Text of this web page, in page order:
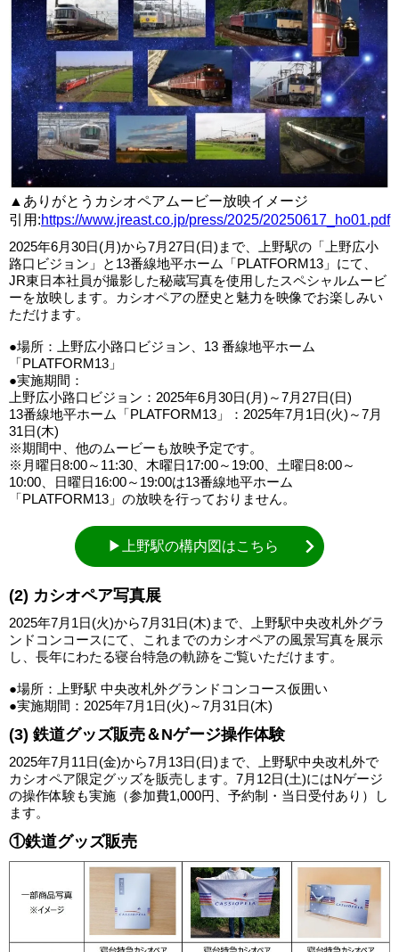
▲ありがとうカシオペアムービー放映イメージ
引用:https://www.jreast.co.jp/press/2025/20250617_ho01.pdf
2025年6月30日(月)から7月27日(日)まで、上野駅の「上野広小
路口ビジョン」と13番線地平ホーム「PLATFORM13」にて、
JR東日本社員が撮影した秘蔵写真を使用したスペシャルムービ
ーを放映します。カシオペアの歴史と魅力を映像でお楽しみい
ただけます。
●場所：上野広小路口ビジョン、13 番線地平ホーム
「PLATFORM13」
●実施期間：
上野広小路口ビジョン：2025年6月30日(月)～7月27日(日)
13番線地平ホーム「PLATFORM13」：2025年7月1日(火)～7月
31日(木)
※期間中、他のムービーも放映予定です。
※月曜日8:00～11:30、木曜日17:00～19:00、土曜日8:00～
10:00、日曜日16:00～19:00は13番線地平ホーム
「PLATFORM13」の放映を行っておりません。
▶上野駅の構内図はこちら
(2) カシオペア写真展
2025年7月1日(火)から7月31日(木)まで、上野駅中央改札外グラ
ンドコンコースにて、これまでのカシオペアの風景写真を展示
し、長年にわたる寝台特急の軌跡をご覧いただけます。
●場所：上野駅 中央改札外グランドコンコース仮囲い
●実施期間：2025年7月1日(火)～7月31日(木)
(3) 鉄道グッズ販売＆Nゲージ操作体験
2025年7月11日(金)から7月13日(日)まで、上野駅中央改札外で
カシオペア限定グッズを販売します。7月12日(土)にはNゲージ
の操作体験も実施（参加費1,000円、予約制・当日受付あり）し
ます。
①鉄道グッズ販売